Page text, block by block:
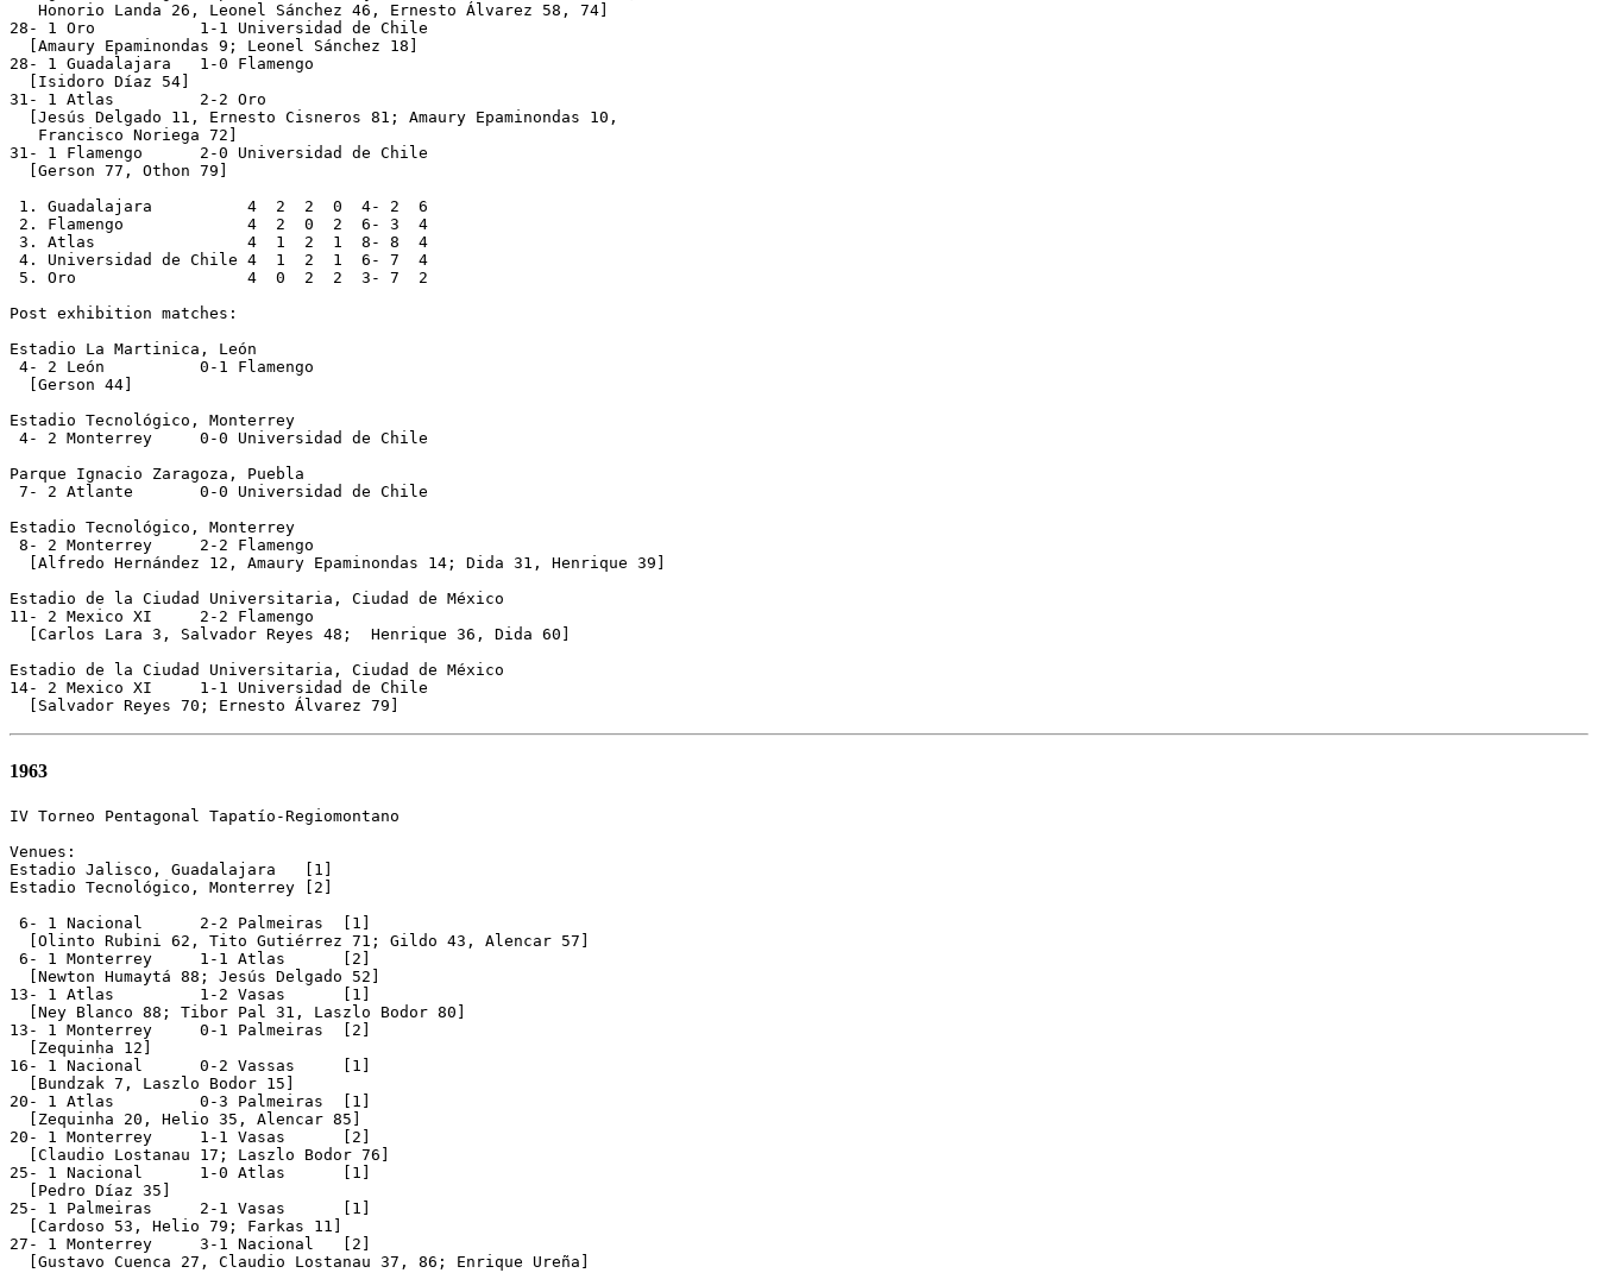
   Honorio Landa 26, Leonel Sánchez 46, Ernesto Álvarez 58, 74]
28- 1 Oro           1-1 Universidad de Chile
  [Amaury Epaminondas 9; Leonel Sánchez 18]
28- 1 Guadalajara   1-0 Flamengo
  [Isidoro Díaz 54]
31- 1 Atlas         2-2 Oro
  [Jesús Delgado 11, Ernesto Cisneros 81; Amaury Epaminondas 10,
   Francisco Noriega 72]
31- 1 Flamengo      2-0 Universidad de Chile
  [Gerson 77, Othon 79]
1. Guadalajara          4  2  2  0  4- 2  6
2. Flamengo             4  2  0  2  6- 3  4
3. Atlas                4  1  2  1  8- 8  4
4. Universidad de Chile 4  1  2  1  6- 7  4
5. Oro                  4  0  2  2  3- 7  2
Post exhibition matches:
Estadio La Martinica, León
4- 2 León          0-1 Flamengo
  [Gerson 44]
Estadio Tecnológico, Monterrey
4- 2 Monterrey     0-0 Universidad de Chile
Parque Ignacio Zaragoza, Puebla
7- 2 Atlante       0-0 Universidad de Chile
Estadio Tecnológico, Monterrey
8- 2 Monterrey     2-2 Flamengo
  [Alfredo Hernández 12, Amaury Epaminondas 14; Dida 31, Henrique 39]
Estadio de la Ciudad Universitaria, Ciudad de México
11- 2 Mexico XI     2-2 Flamengo
  [Carlos Lara 3, Salvador Reyes 48;  Henrique 36, Dida 60]
Estadio de la Ciudad Universitaria, Ciudad de México
14- 2 Mexico XI     1-1 Universidad de Chile
1963
IV Torneo Pentagonal Tapatío-Regiomontano
Venues:
Estadio Jalisco, Guadalajara   [1]
Estadio Tecnológico, Monterrey [2]
6- 1 Nacional      2-2 Palmeiras  [1]
  [Olinto Rubini 62, Tito Gutiérrez 71; Gildo 43, Alencar 57]
6- 1 Monterrey     1-1 Atlas      [2]
  [Newton Humaytá 88; Jesús Delgado 52]
13- 1 Atlas         1-2 Vasas      [1]
  [Ney Blanco 88; Tibor Pal 31, Laszlo Bodor 80]
13- 1 Monterrey     0-1 Palmeiras  [2]
  [Zequinha 12]
16- 1 Nacional      0-2 Vassas     [1]
  [Bundzak 7, Laszlo Bodor 15]
20- 1 Atlas         0-3 Palmeiras  [1]
  [Zequinha 20, Helio 35, Alencar 85]
20- 1 Monterrey     1-1 Vasas      [2]
  [Claudio Lostanau 17; Laszlo Bodor 76]
25- 1 Nacional      1-0 Atlas      [1]
  [Pedro Díaz 35]
25- 1 Palmeiras     2-1 Vasas      [1]
  [Cardoso 53, Helio 79; Farkas 11]
27- 1 Monterrey     3-1 Nacional   [2]
  [Gustavo Cuenca 27, Claudio Lostanau 37, 86; Enrique Ureña]